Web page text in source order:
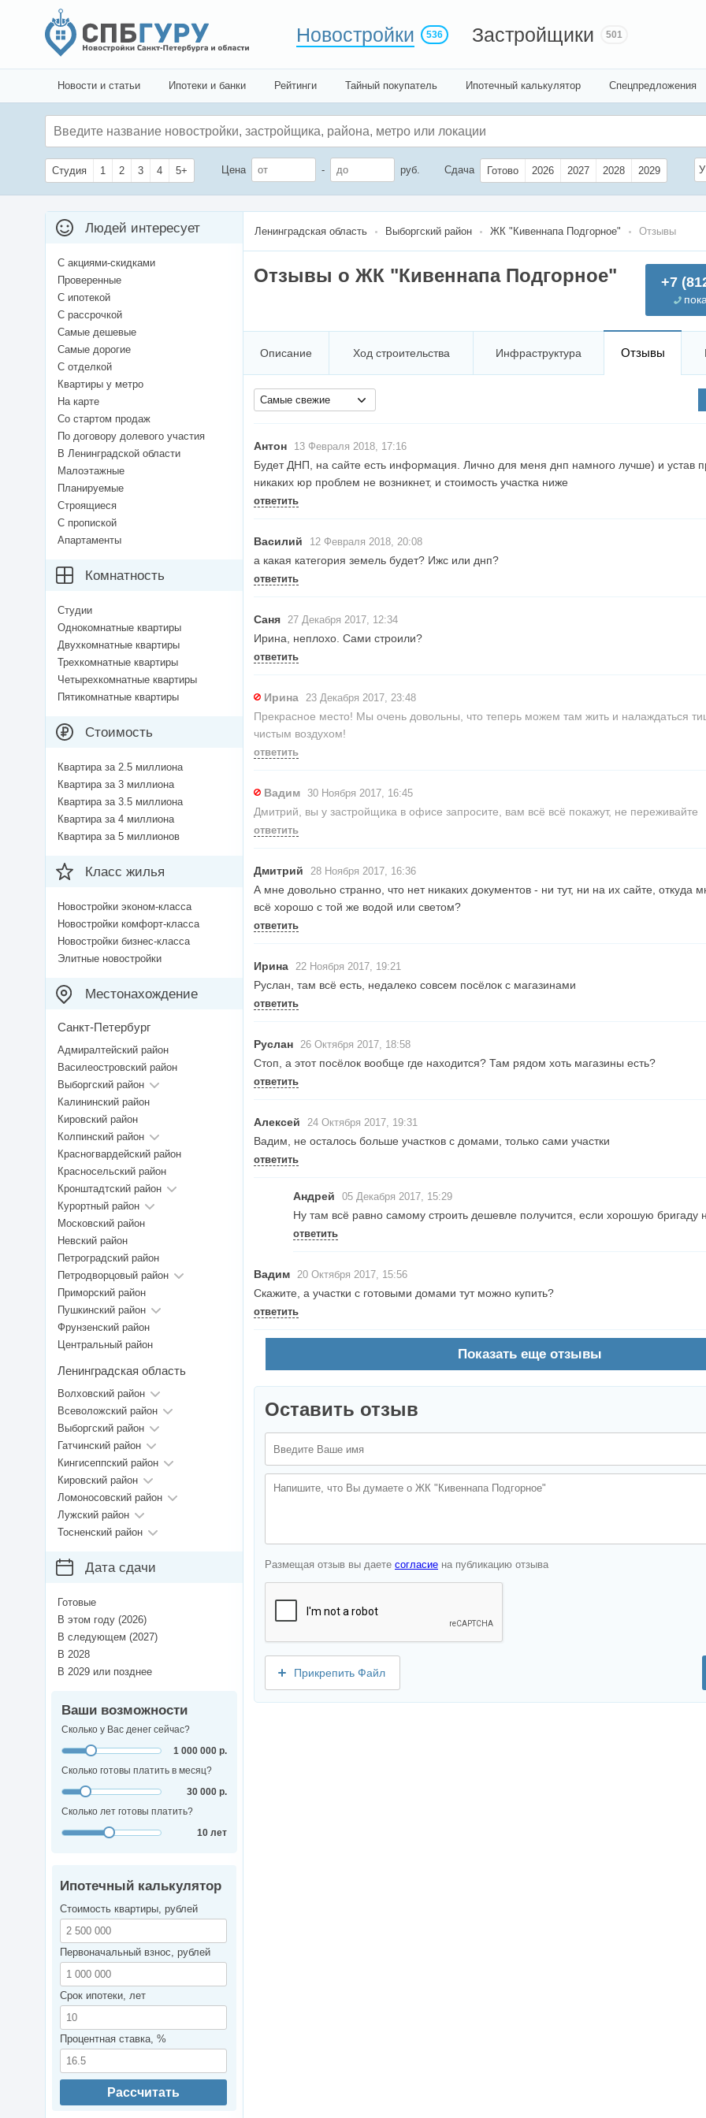
Новостройки 536 Застройщики 501
Новости и статьи Ипотеки и банки Рейтинги Тайный покупатель Ипотечный калькулятор Спецпредложения
Студия 1 2 3 4 5+ Цена - руб. Сдача Готово 2026 2027 2028 2029
Ленинградская область Выборгский район ЖК "Кивеннапа Подгорное" Отзывы
+7
Отзывы о ЖК "Кивеннапа Подгорное"
Описание Ход строительства Инфраструктура Отзывы
Самые свежие
Антон 13 Февраля 2018, 17:16
Будет ДНП, на сайте есть информация. Лично для меня днп намного лучше) и устав
никаких юр проблем не возникнет, и стоимость участка ниже
ответить
Василий 12 Февраля 2018, 20:08
а какая категория земель будет? Ижс или днп?
ответить
Саня 27 Декабря 2017, 12:34
Ирина, неплохо. Сами строили?
ответить
Ирина 23 Декабря 2017, 23:48
Прекрасное место! Мы очень довольны, что теперь можем там жить и налаждаться
чистым воздухом!
ответить
Вадим 30 Ноября 2017, 16:45
Дмитрий, вы у застройщика в офисе запросите, вам всё всё покажут, не переживайте
ответить
Дмитрий 28 Ноября 2017, 16:36
А мне довольно странно, что нет никаких документов - ни тут, ни на их сайте, откуда
всё хорошо с той же водой или светом?
ответить
Ирина 22 Ноября 2017, 19:21
Руслан, там всё есть, недалеко совсем посёлок с магазинами
ответить
Руслан 26 Октября 2017, 18:58
Стоп, а этот посёлок вообще где находится? Там рядом хоть магазины есть?
ответить
Алексей 24 Октября 2017, 19:31
Вадим, не осталось больше участков с домами, только сами участки
ответить
Андрей 05 Декабря 2017, 15:29
Ну там всё равно самому строить дешевле получится, если хорошую бригаду
ответить
Вадим 20 Октября 2017, 15:56
Скажите, а участки с готовыми домами тут можно купить?
ответить
Показать еще отзывы
Оставить отзыв
Размещая отзыв вы даете согласие на публикацию отзыва
Прикрепить Файл
Людей интересует
С акциями-скидками
Проверенные
С ипотекой
С рассрочкой
Самые дешевые
Самые дорогие
С отделкой
Квартиры у метро
На карте
Со стартом продаж
По договору долевого участия
В Ленинградской области
Малоэтажные
Планируемые
Строящиеся
С пропиской
Апартаменты
Комнатность
Студии
Однокомнатные квартиры
Двухкомнатные квартиры
Трехкомнатные квартиры
Четырехкомнатные квартиры
Пятикомнатные квартиры
Стоимость
Квартира за 2.5 миллиона
Квартира за 3 миллиона
Квартира за 3.5 миллиона
Квартира за 4 миллиона
Квартира за 5 миллионов
Класс жилья
Новостройки эконом-класса
Новостройки комфорт-класса
Новостройки бизнес-класса
Элитные новостройки
Местонахождение
Санкт-Петербург
Адмиралтейский район
Василеостровский район
Выборгский район
Калининский район
Кировский район
Колпинский район
Красногвардейский район
Красносельский район
Кронштадтский район
Курортный район
Московский район
Невский район
Петроградский район
Петродворцовый район
Приморский район
Пушкинский район
Фрунзенский район
Центральный район
Ленинградская область
Волховский район
Всеволожский район
Выборгский район
Гатчинский район
Кингисеппский район
Кировский район
Ломоносовский район
Лужский район
Тосненский район
Дата сдачи
Готовые
В этом году (2026)
В следующем (2027)
В 2028
В 2029 или позднее
Ваши возможности
Сколько у Вас денег сейчас?
1 000 000 р.
Сколько готовы платить в месяц?
30 000 р.
Сколько лет готовы платить?
10 лет
Ипотечный калькулятор
Стоимость квартиры, рублей
Первоначальный взнос, рублей
Срок ипотеки, лет
Процентная ставка, %
Рассчитать